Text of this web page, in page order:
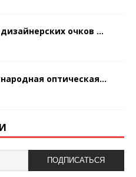
очков ...
оптическая...
ПОДПИСАТЬСЯ